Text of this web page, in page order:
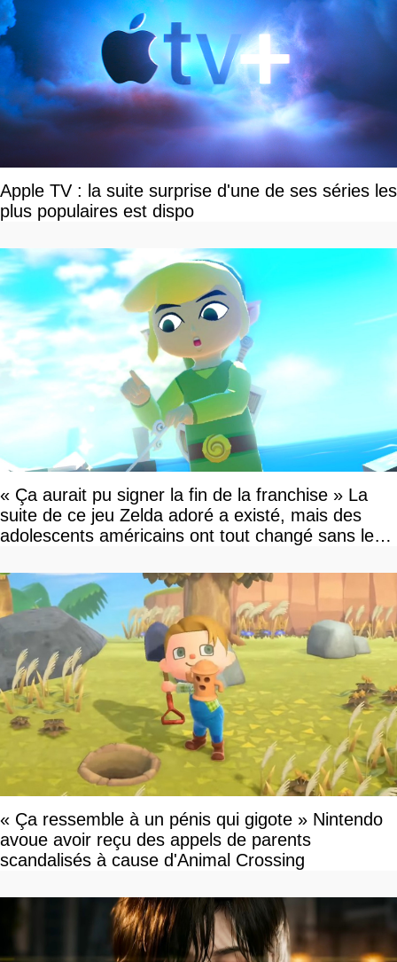
Apple TV : la suite surprise d'une de ses séries les
plus populaires est dispo
« Ça aurait pu signer la fin de la franchise » La
suite de ce jeu Zelda adoré a existé, mais des
adolescents américains ont tout changé sans le
« Ça ressemble à un pénis qui gigote » Nintendo
avoue avoir reçu des appels de parents
scandalisés à cause d'Animal Crossing